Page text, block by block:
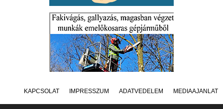
KAPCSOLAT IMPRESSZUM ADATVÉDELEM MÉDIAAJÁNLAT